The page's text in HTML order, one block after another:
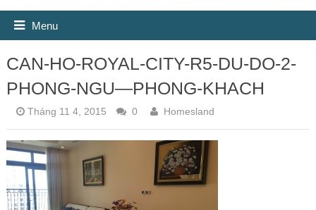
Menu
CAN-HO-ROYAL-CITY-R5-DU-DO-2-
PHONG-NGU—PHONG-KHACH
Tháng 11 4, 2015 0 Homesland